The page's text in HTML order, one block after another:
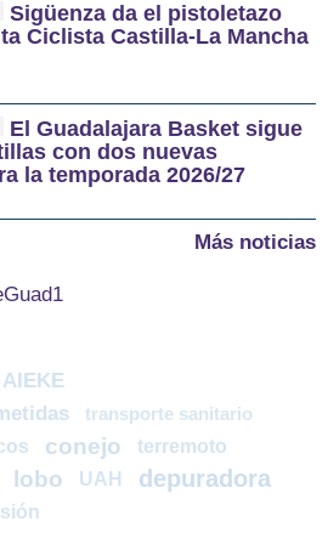
Sigüenza da el pistoletazo
Ciclista Castilla-La Mancha
El Guadalajara Basket sigue
con dos nuevas
la temporada 2026/27
Más noticias
AIEKE
transporte sanitario
conejo terremoto
lobo UAH depuradora